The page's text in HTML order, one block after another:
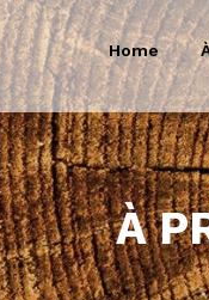
Home
À